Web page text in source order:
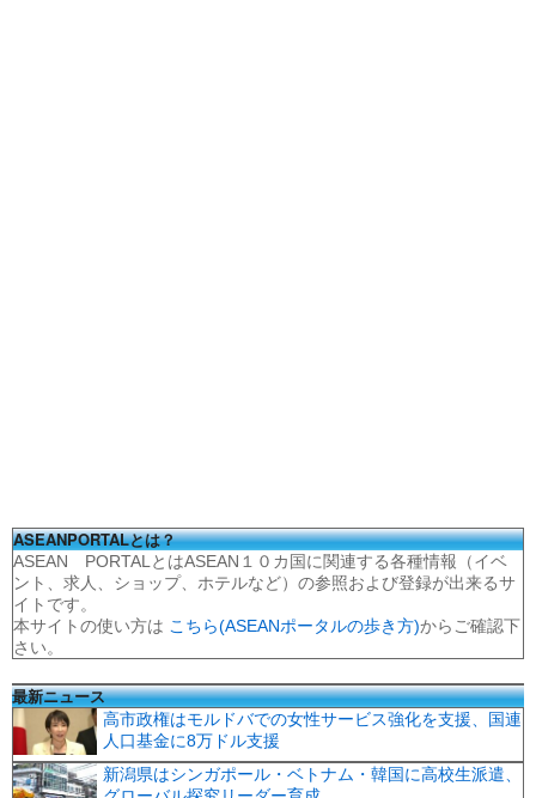
ASEANPORTALとは？
ASEAN PORTALとはASEAN１０カ国に関連する各種情報（イベ
ント、求人、ショップ、ホテルなど）の参照および登録が出来るサ
イトです。
本サイトの使い方は こちら(ASEANポータルの歩き方)からご確認下
さい。
最新ニュース
高市政権はモルドバでの女性サービス強化を支援、国連
人口基金に8万ドル支援
新潟県はシンガポール・ベトナム・韓国に高校生派遣、